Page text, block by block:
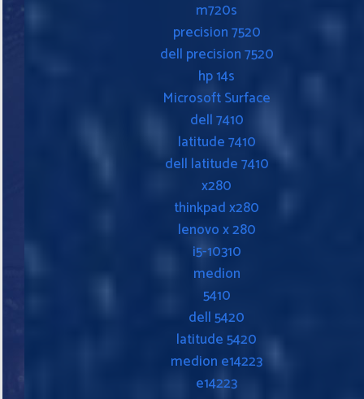
m720s
precision 7520
dell precision 7520
hp 14s
Microsoft Surface
dell 7410
latitude 7410
dell latitude 7410
x280
thinkpad x280
lenovo x 280
i5-10310
medion
5410
dell 5420
latitude 5420
medion e14223
e14223